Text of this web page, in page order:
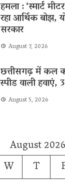
हमला : ‘स्मार्ट
रहा आर्थिक बोझ,
सरकार
August 7, 2026
छत्तीसगढ़ में कल
स्पीड वाली हवाएं,
August 5, 2026
August 2026
W T